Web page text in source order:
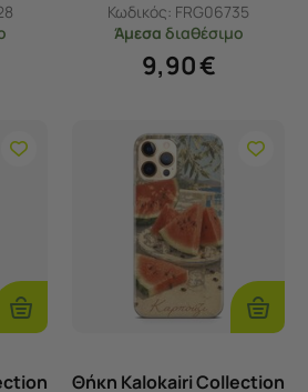
Κωδικός: FRG06735
Άμεσα διαθέσιμο
9,90€
Επιλογές
Θήκη Kalokairi Collection